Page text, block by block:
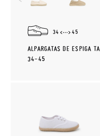
34 45
ALPARGATAS DE ESPIGA
34-45